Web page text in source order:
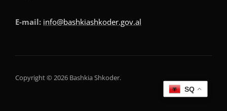
E-mail: info@bashkiashkoder.gov.al
Copyright © 2026 Bashkia Shkoder.
SQ